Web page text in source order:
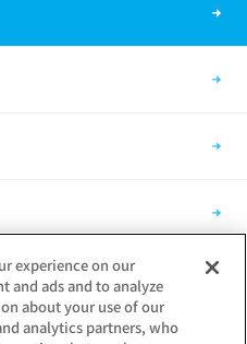
experience on our
and ads and to analyze
about your use of our
analytics partners, who